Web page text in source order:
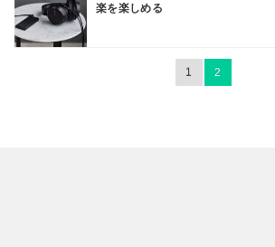
楽を楽しめる
1 2